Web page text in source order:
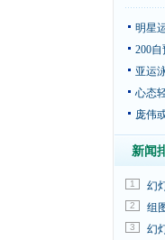
明星
200
亚运
心态
庞伟
新闻
1 幻
2 组
3 幻